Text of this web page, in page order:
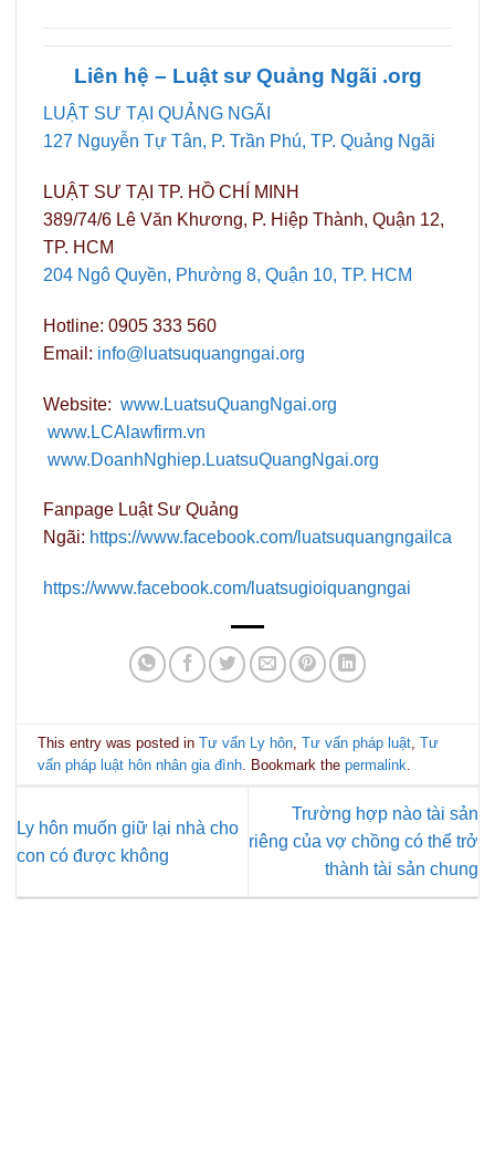
Liên hệ – Luật sư Quảng Ngãi .org
LUẬT SƯ TẠI QUẢNG NGÃI
127 Nguyễn Tự Tân, P. Trần Phú, TP. Quảng Ngãi
LUẬT SƯ TẠI TP. HỒ CHÍ MINH
389/74/6 Lê Văn Khương, P. Hiệp Thành, Quận 12,
TP. HCM
204 Ngô Quyền, Phường 8, Quận 10, TP. HCM
Hotline: 0905 333 560
Email: info@luatsuquangngai.org
Website: www.LuatsuQuangNgai.org
www.LCAlawfirm.vn
www.DoanhNghiep.LuatsuQuangNgai.org
Fanpage Luật Sư Quảng
Ngãi: https://www.facebook.com/luatsuquangngailca
https://www.facebook.com/luatsugioiquangngai
This entry was posted inTư vấn Ly hôn ,Tư vấn pháp luật ,Tư
vấn pháp luật hôn nhân gia đình . Bookmark thepermalink
Ly hôn muốn giữ lại nhà cho
con có được không
Trường hợp nào tài sản
riêng của vợ chồng có thể trở
thành tài sản chung